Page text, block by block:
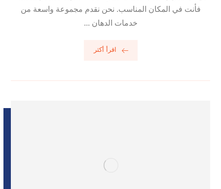
فأنت في المكان المناسب. نحن نقدم مجموعة واسعة من
خدمات الدهان ...
اقرأ أكثر